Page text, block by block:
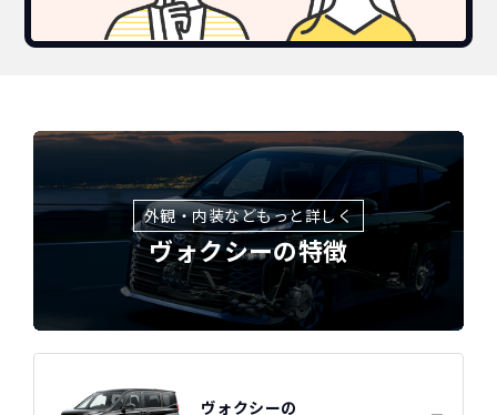
すよね？
ボーナスも
不安
しょ？
外観・内装などもっと詳しく
ヴォクシーの特徴
ヴォクシーの
ヴォクシーの特徴